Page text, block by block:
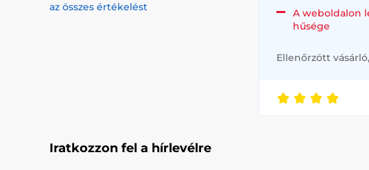
az összes értékelést
A weboldalon
hűsége
Ellenőrzött
Iratkozzon fel a hírlevélre